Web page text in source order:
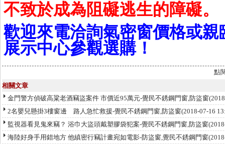
不致於成為阻礙逃生的障礙。
歡迎來電洽詢氣密窗價格或
展示中心參觀選購！
點
相關文章
金門警方偵破高粱老酒竊盜案件 市價近95萬元-覺民不銹鋼門窗,防盜窗
2名嬰兒懸掛3樓窗邊 路人急忙救援-覺民不銹鋼門窗,防盜窗(2018-07-16
監視器看見鬼來竊？ 浴巾大盜頭戴塑膠袋犯案-覺民不銹鋼門窗,防盜窗
海陸好身手用錯地方 他縝密行竊計畫宛如電影-防盜窗,覺民不銹鋼門窗